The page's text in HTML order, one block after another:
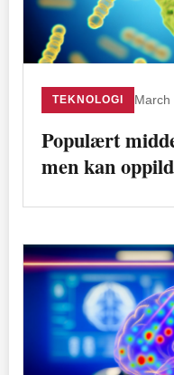
TEKNOLOGI March
Populært
men kan